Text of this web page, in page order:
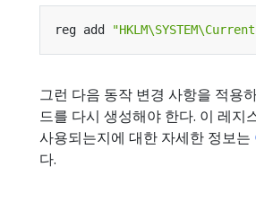
reg add
그런 다음 동작 변경 사항을 적용
드를 다시 생성해야 한다. 이 레지
사용되는지에 대한 자세한 정보는
다.